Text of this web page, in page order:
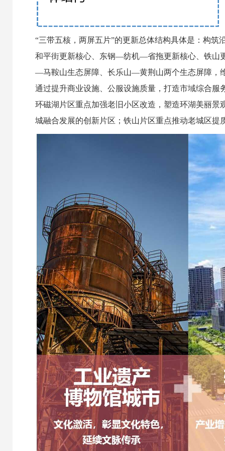
“三带五核，两屏五片”的更新总体结构具体是：构
和平街更新核心、东钢—纺机—省拖更新核心、铁山
—马鞍山生态屏障、长乐山—黄荆山两个生态屏障，
通过提升商业设施、公服设施质量，打造市域综合
环磁湖片区重点加强老旧小区改造，塑造环湖美丽
城融合发展的创新片区；铁山片区重点推动老城区